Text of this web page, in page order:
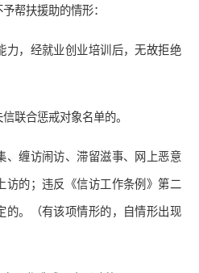
帮扶援助的情形：
力，经就业创业培训后，无故拒绝
联合惩戒对象名单的。
、缠访闹访、滞留滋事、网上恶意
访的；违反《信访工作条例》第二
的。（有该项情形的，自情形出现